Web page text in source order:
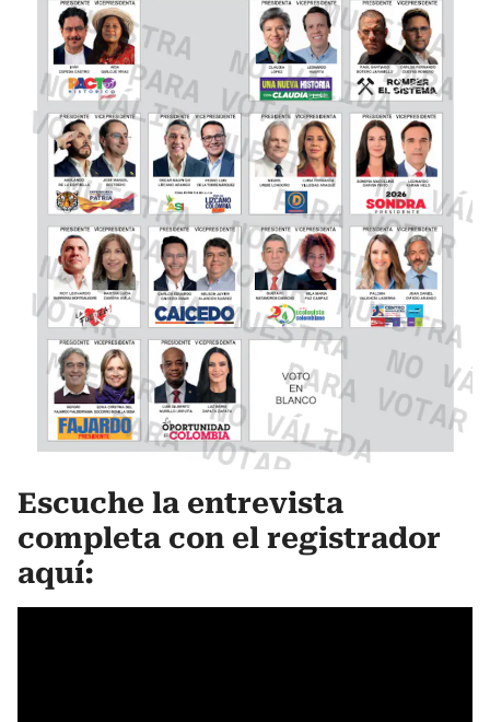
Escuche la entrevista
completa con el registrador
aquí: